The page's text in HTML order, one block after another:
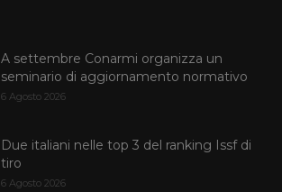
A settembre Conarmi organizza un
seminario di aggiornamento normativo
6 Agosto 2026
Due italiani nelle top 3 del ranking Issf di
tiro
6 Agosto 2026